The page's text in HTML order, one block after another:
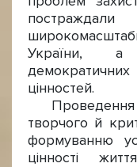
України, а
цінностей.
Проведення
творчого й
формуванню
цінності